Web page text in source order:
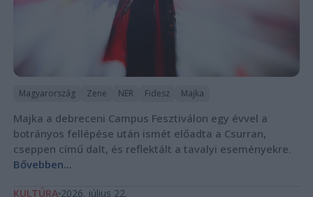
Magyarország Zene NER Fidesz Majka
Majka a debreceni Campus Fesztiválon egy évvel a
botrányos fellépése után ismét előadta a Csurran,
cseppen című dalt, és reflektált a tavalyi eseményekre.
Bővebben...
KULTÚRA 2026. július 22.